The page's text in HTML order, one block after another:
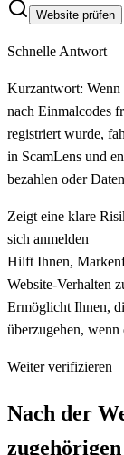
Website prüfen
Schnelle Antwort
Kurzantwort: Wenn
nach Einmalcodes
registriert wurde,
in ScamLens und
bezahlen oder
Zeigt eine klare
sich anmelden
Hilft Ihnen,
Website-Verhalten
Ermöglicht Ihnen,
überzugehen,
Weiter verifizieren
Nach der